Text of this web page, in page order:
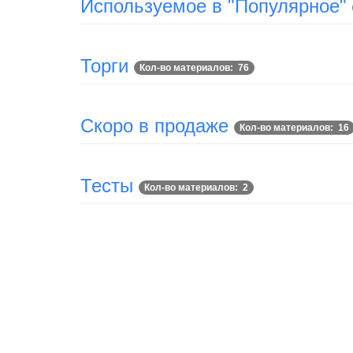
Используемое в "Популярное"
Торги Кол-во материалов: 76
Скоро в продаже Кол-во материалов: 16
Тесты Кол-во материалов: 2